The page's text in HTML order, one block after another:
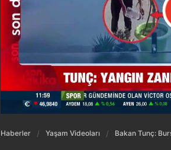
Haberler Yaşam Videoları Bakan Tunç: